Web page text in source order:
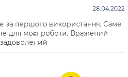
28.04.2022
за першого використання. Саме
для моєї роботи. Вражений